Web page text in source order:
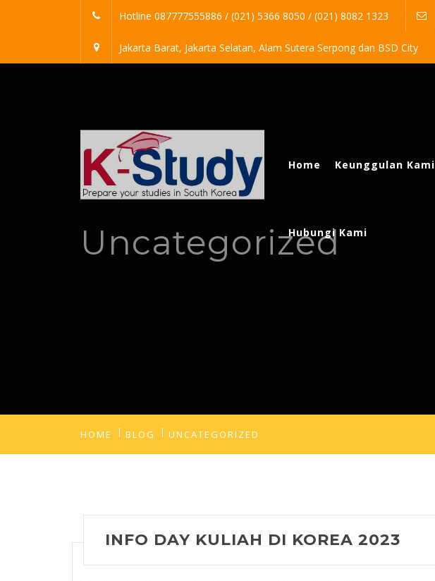
Hotline 087777555886 / (021) 5366 8050 / (021) 8082 1323
Jakarta Barat, Jakarta Selatan, Alam Sutera Serpong dan BSD City
Home Keunggulan Kami
Hubungi Kami
Uncategorized
HOME BLOG UNCATEGORIZED
INFO DAY KULIAH DI KOREA 2023